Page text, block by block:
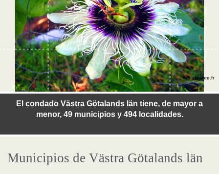
El condado Västra Götalands län tiene, de mayor a
menor, 49 municipios y 494 localidades.
©photo-libre.fr
Municipios de Västra Götalands län